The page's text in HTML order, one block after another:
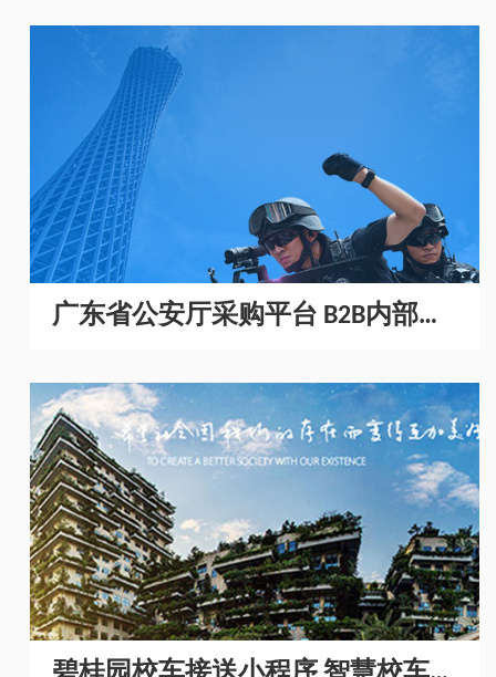
广东省公安厅采购平台 B2B内部采
购商城开发